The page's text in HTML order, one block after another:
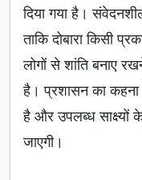
दिया गया है।
ताकि दोबारा किसी
लोगों से शांति बनाए
है। प्रशासन का कहना
है और उपलब्ध साक्ष्यों
जाएगी।